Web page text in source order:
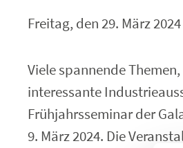
Freitag, den 29. März 2024
Viele spannende
interessante
Frühjahrsseminar der
9. März 2024. Die